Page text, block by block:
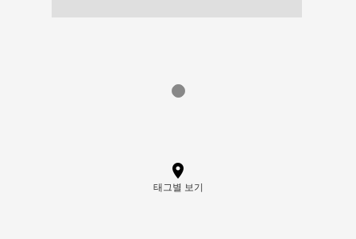
태그별 보기